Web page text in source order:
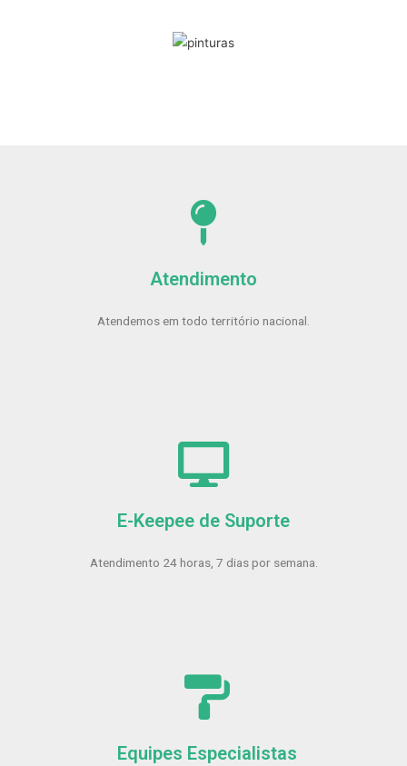
Atendimento
Atendemos em todo território nacional.
E-Keepee de Suporte
Atendimento 24 horas, 7 dias por semana.
Equipes Especialistas